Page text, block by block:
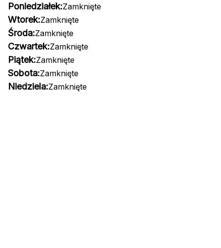
Poniedziałek:Zamknięte
Wtorek:Zamknięte
Środa:Zamknięte
Czwartek:Zamknięte
Piątek:Zamknięte
Sobota:Zamknięte
Niedziela:Zamknięte